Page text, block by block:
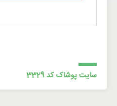
سایت پوشاک کد 3329